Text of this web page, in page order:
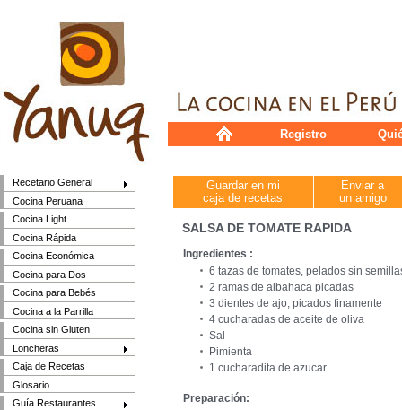
Recetario General
Cocina Peruana
Cocina Light
Cocina Rápida
Cocina Económica
Cocina para Dos
Cocina para Bebés
Cocina a la Parrilla
Cocina sin Gluten
Loncheras
Caja de Recetas
Glosario
Guía Restaurantes
Registro
Guardar en mi
caja de recetas
Enviar a
un amigo
SALSA DE TOMATE RAPIDA
Ingredientes :
6 tazas de tomates, pelados sin
2 ramas de albahaca picadas
3 dientes de ajo, picados finamente
4 cucharadas de aceite de oliva
Sal
Pimienta
1 cucharadita de azucar
Preparación: